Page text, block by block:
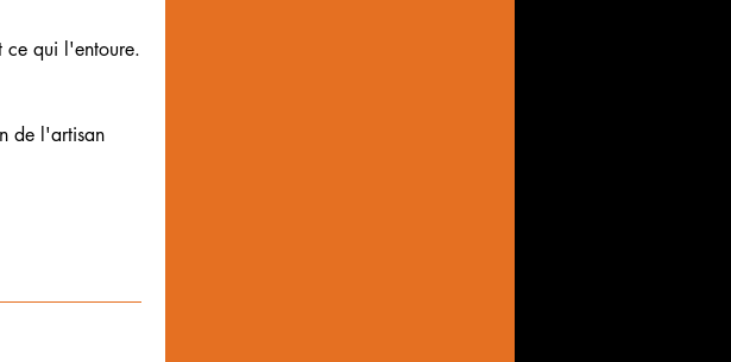
ce qui l'entoure.
de l'artisan